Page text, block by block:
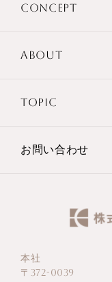
CONCEPT
ABOUT
TOPIC
お問い合わせ
本社
〒372-0039